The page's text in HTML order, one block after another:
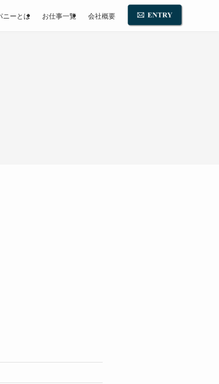
ニーとは お仕事一覧 会社概要